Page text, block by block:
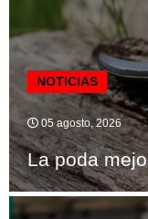
NOTICIAS
05 agosto, 2026
La poda